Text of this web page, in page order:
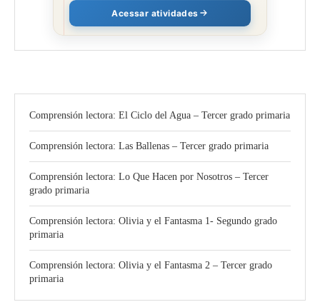
Acessar atividades
Comprensión lectora: El Ciclo del Agua – Tercer grado primaria
Comprensión lectora: Las Ballenas – Tercer grado primaria
Comprensión lectora: Lo Que Hacen por Nosotros – Tercer
grado primaria
Comprensión lectora: Olivia y el Fantasma 1- Segundo grado
primaria
Comprensión lectora: Olivia y el Fantasma 2 – Tercer grado
primaria